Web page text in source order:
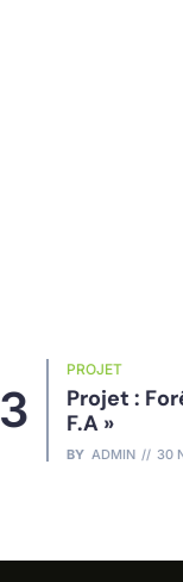
En RDC «